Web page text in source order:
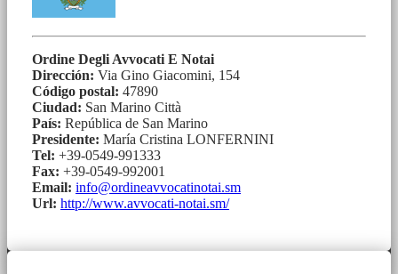
Ordine Degli Avvocati E Notai
Dirección: Via Gino Giacomini, 154
Código postal: 47890
Ciudad: San Marino Città
País: República de San Marino
Presidente: María Cristina LONFERNINI
Tel: +39-0549-991333
Fax: +39-0549-992001
Email: info@ordineavvocatinotai.sm
Url: http://www.avvocati-notai.sm/